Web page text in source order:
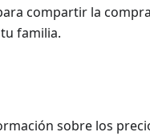
compartir la
familia.
sobre los